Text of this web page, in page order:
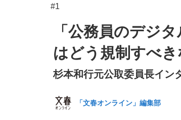
#1
「公務員のデジ
はどう規制すべ
杉本和行元公取委員長イ
「文春オンライン」編集部